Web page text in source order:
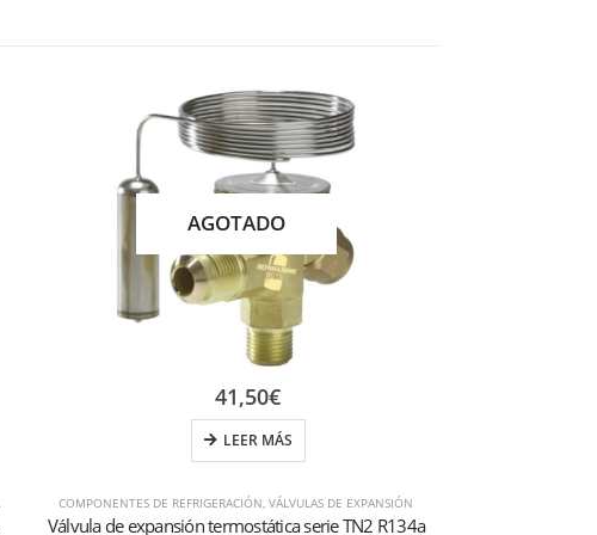
AGOTADO
COMPONENTES DE REFRIGERACIÓN ,VÁLVULAS DE EXPANSIÓN
Válvula de expansión termostática serie TN2 R134a
41,50€
LEER MÁS